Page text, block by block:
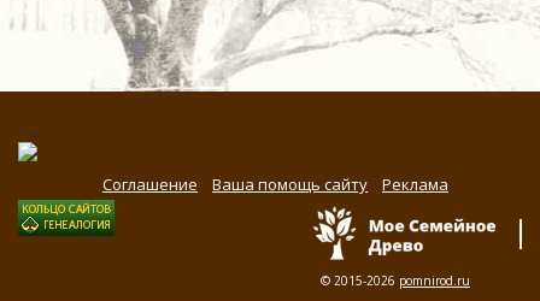
Соглашение Ваша помощь сайту Реклама
© 2015-2026 pomnirod.ru